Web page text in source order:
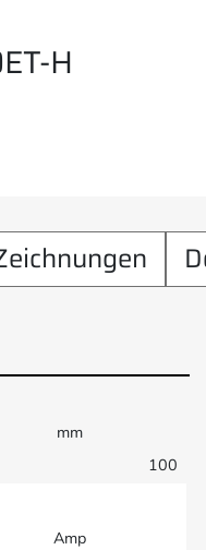
H
mm
100
Amp